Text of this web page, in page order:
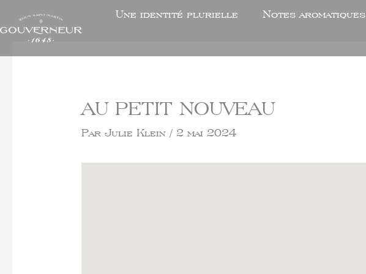
Une identité plurielle Notes aromatiques
AU PETIT NOUVEAU
ParJulie Klein/ 2 mai 2024